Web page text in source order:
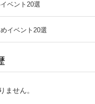
ベント20選
イベント20選
ません。